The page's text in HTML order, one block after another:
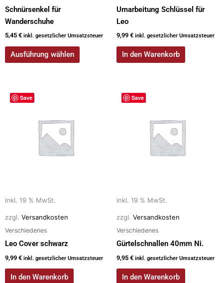
Schnürsenkel für
Wanderschuhe
5,45 € inkl. gesetzlicher Umsatzsteuer
Ausführung wählen
werden
Umarbeitung Schlüssel für
Leo
9,99 € inkl. gesetzlicher Umsatzsteuer
In den Warenkorb
Save
inkl. 19 % MwSt.
zzgl. Versandkosten
Verschiedenes
Leo Cover schwarz
9,99 € inkl. gesetzlicher Umsatzsteuer
In den Warenkorb
Save
inkl. 19 % MwSt.
zzgl. Versandkosten
Verschiedenes
Gürtelschnallen 40mm Ni.
9,95 € inkl. gesetzlicher Umsatzsteuer
In den Warenkorb